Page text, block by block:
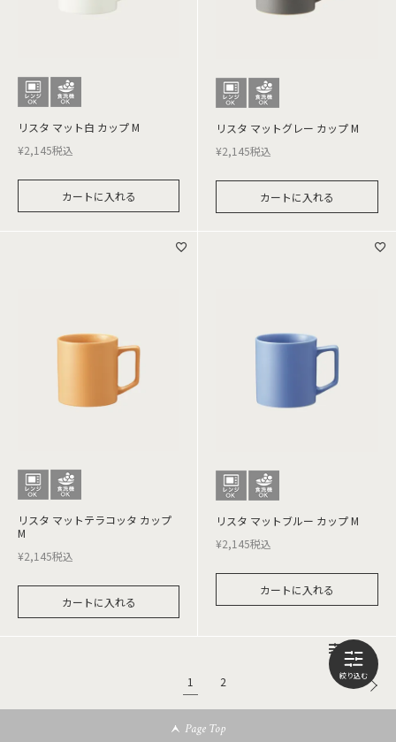
リスタ マット白 カップ M
¥2,145税込
カートに入れる
リスタ マットグレー カップ M
¥2,145税込
カートに入れる
リスタ マットテラコッタ カップ
M
¥2,145税込
カートに入れる
リスタ マットブルー カップ M
¥2,145税込
カートに入れる
1 2
Page Top